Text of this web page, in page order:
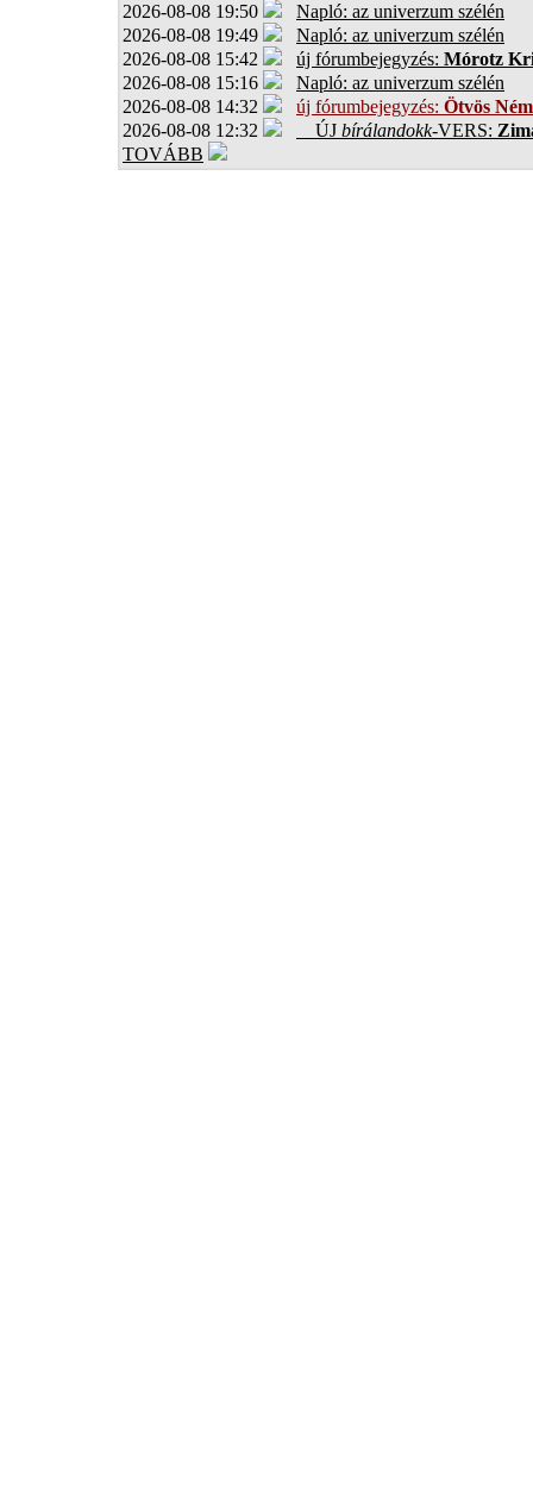
2026-08-08 19:50
Napló: az univerzum szélén
2026-08-08 19:49
Napló: az univerzum szélén
2026-08-08 15:42
új fórumbejegyzés: Mórotz
2026-08-08 15:16
Napló: az univerzum szélén
2026-08-08 14:32
új fórumbejegyzés: Ötvös
2026-08-08 12:32
ÚJ bírálandokk-VERS:
TOVÁBB